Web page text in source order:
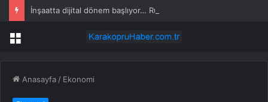
Menü
Anasayfa / Ekonomi